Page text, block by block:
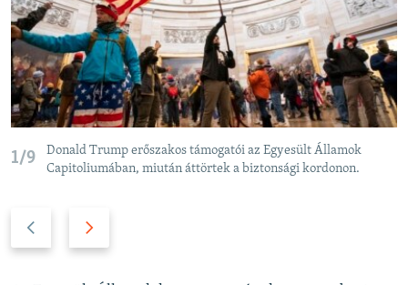
1/9
Donald Trump erőszakos támogatói az Egyesült Államok
Capitoliumában, miután áttörtek a biztonsági kordonon.